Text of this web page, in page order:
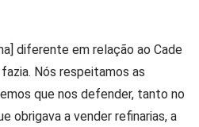
diferente em relação ao Cade
Nós respeitamos as
que nos defender, tanto no
obrigava a vender refinarias, a